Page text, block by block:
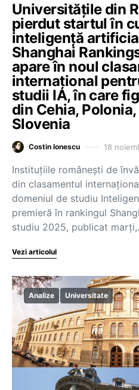
Universitățile din
pierdut startul în
inteligență
Shanghai
apare în noul
internațional
studii IA, în care
din Cehia,
Slovenia
Costin Ionescu 18
Instituțiile românești de
din clasamentul
domeniul de studiu
premieră în rankingul
studiu 2025, publicat
Vezi articolul
Analize Universitate